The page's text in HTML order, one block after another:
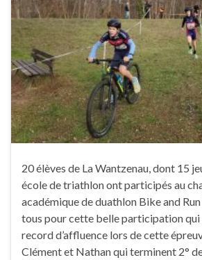
20 élèves de La Wantzenau, dont 15
école de triathlon ont participés au
académique de duathlon Bike and
tous pour cette belle participation qui
record d’affluence lors de cette
Clément et Nathan qui terminent 2°